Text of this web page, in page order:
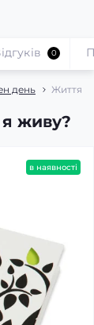
день Життя з
живу?
0
в наявності